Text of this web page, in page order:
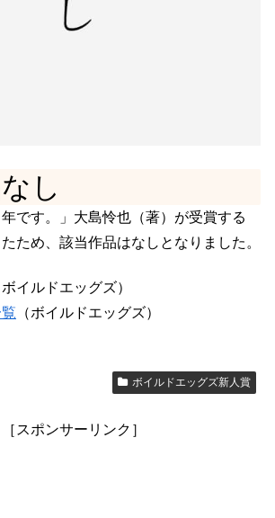
し
年です。」大島怜也（著）が受賞する
ため、該当作品はなしとなりました。
ボイルドエッグズ）
（ボイルドエッグズ）
ボイルドエッグズ新人賞
［スポンサーリンク］